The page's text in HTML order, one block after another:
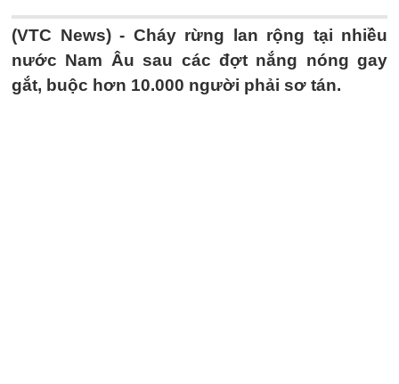
(VTC News) - Cháy rừng lan rộng tại nhiều
nước Nam Âu sau các đợt nắng nóng gay
gắt, buộc hơn 10.000 người phải sơ tán.